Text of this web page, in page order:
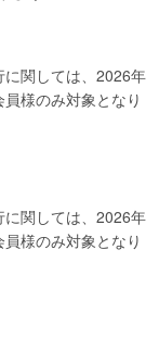
関しては、2026年
様のみ対象となり
関しては、2026年
様のみ対象となり